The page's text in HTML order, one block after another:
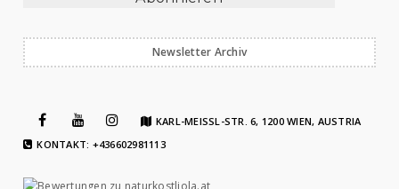
Newsletter Archiv
KARL-MEISSL-STR. 6, 1200 WIEN, AUSTRIA
KONTAKT: +436602981113